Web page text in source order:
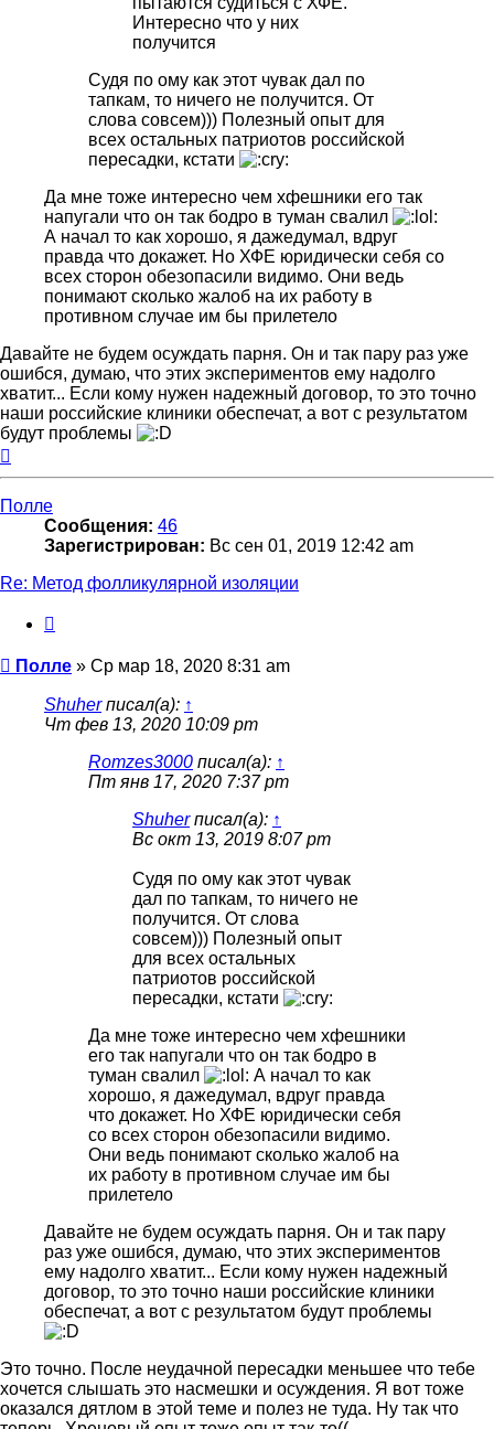
Интересно что у них
получится
Судя по ому как этот чувак дал по
тапкам, то ничего не получится. От
слова совсем))) Полезный опыт для
всех остальных патриотов российской
пересадки, кстати
Да мне тоже интересно чем хфешники его так
напугали что он так бодро в туман свалил
А начал то как хорошо, я дажедумал, вдруг
правда что докажет. Но ХФЕ юридически себя со
всех сторон обезопасили видимо. Они ведь
понимают сколько жалоб на их работу в
противном случае им бы прилетело
Давайте не будем осуждать парня. Он и так пару раз уже
ошибся, думаю, что этих экспериментов ему надолго
хватит... Если кому нужен надежный договор, то это точно
наши российские клиники обеспечат, а вот с результатом
будут проблемы
Полле
Сообщения: 46
Зарегистрирован: Вс сен 01, 2019 12:42 am
Re: Метод фолликулярной изоляции
Сообщение
Полле » Ср мар 18, 2020 8:31 am
Shuherписал(а): ↑
Чт фев 13, 2020 10:09 pm
Romzes3000 писал(а): ↑
Пт янв 17, 2020 7:37 pm
Shuherписал(а): ↑
Вс окт 13, 2019 8:07 pm
Судя по ому как этот чувак
дал по тапкам, то ничего не
получится. От слова
совсем))) Полезный опыт
для всех остальных
патриотов российской
пересадки, кстати
Да мне тоже интересно чем хфешники
его так напугали что он так бодро в
туман свалил
А начал то как
хорошо, я дажедумал, вдруг правда
что докажет. Но ХФЕ юридически себя
со всех сторон обезопасили видимо.
Они ведь понимают сколько жалоб на
их работу в противном случае им бы
прилетело
Давайте не будем осуждать парня. Он и так пару
раз уже ошибся, думаю, что этих экспериментов
ему надолго хватит... Если кому нужен надежный
договор, то это точно наши российские клиники
обеспечат, а вот с результатом будут проблемы
Это точно. После неудачной пересадки меньшее что тебе
хочется слышать это насмешки и осуждения. Я вот тоже
оказался дятлом в этой теме и полез не туда. Ну так что